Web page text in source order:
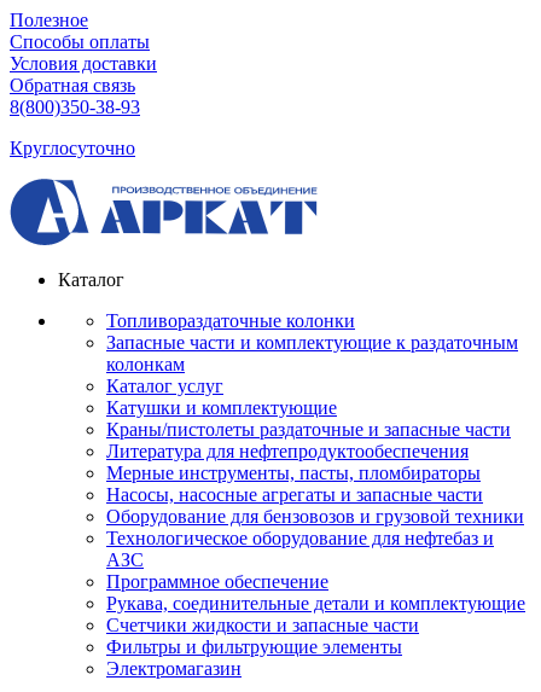
Полезное
Способы оплаты
Условия доставки
Обратная связь
8(800)350-38-93
Круглосуточно
Каталог
Топливораздаточные колонки
Запасные части и комплектующие к раздаточным
колонкам
Каталог услуг
Катушки и комплектующие
Краны/пистолеты раздаточные и запасные части
Литература для нефтепродуктообеспечения
Мерные инструменты, пасты, пломбираторы
Насосы, насосные агрегаты и запасные части
Оборудование для бензовозов и грузовой техники
Технологическое оборудование для нефтебаз и
АЗС
Программное обеспечение
Рукава, соединительные детали и комплектующие
Счетчики жидкости и запасные части
Фильтры и фильтрующие элементы
Электромагазин